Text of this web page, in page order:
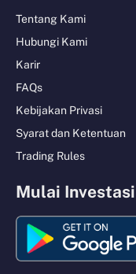
Tentang Kami
Hubungi Kami
Karir
FAQs
Kebijakan Privasi
Syarat dan Ketentuan
Trading Rules
Mulai Investasi